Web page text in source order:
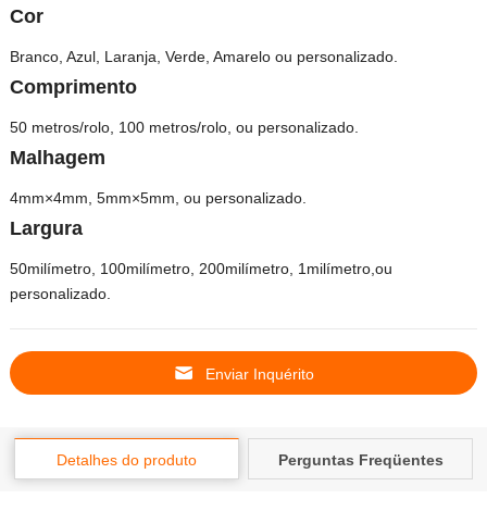
Cor
Branco, Azul, Laranja, Verde, Amarelo ou personalizado.
Comprimento
50 metros/rolo, 100 metros/rolo, ou personalizado.
Malhagem
4mm×4mm, 5mm×5mm, ou personalizado.
Largura
50milímetro, 100milímetro, 200milímetro, 1milímetro,ou
personalizado.
Enviar Inquérito
Detalhes do produto Perguntas Freqüentes